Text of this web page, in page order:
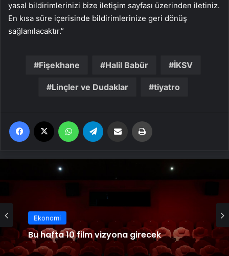
yasal bildirimlerinizi bize iletişim sayfası üzerinden iletiniz.
En kısa süre içerisinde bildirimlerinize geri dönüş
sağlanılacaktır.”
Fişekhane Halil Babür İKSV
Linçler ve Dudaklar tiyatro
Facebook WhatsApp Email'den paylaş
Ekonomi
Bu hafta 10 film vizyona girecek